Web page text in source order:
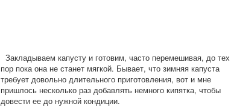
Закладываем капусту и готовим, часто перемешивая, до тех
пор пока она не станет мягкой. Бывает, что зимняя капуста
требует довольно длительного приготовления, вот и мне
пришлось несколько раз добавлять немного кипятка, чтобы
довести ее до нужной кондиции.